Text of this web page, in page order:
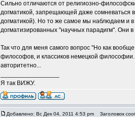
Сильно отличаются от религиозно-
догматикой, запрещающей даже сомневаться
догматикой). Но то же самое мы наблюдаем и
догматизированных "научных парадигм". Они
Так что для меня самого вопрос "Но как
философов, и классиков немецкой
авторитетно...
Я так ВИЖУ.
Добавлено: Вс Дек 04, 2011 4:53 pm Заголовок